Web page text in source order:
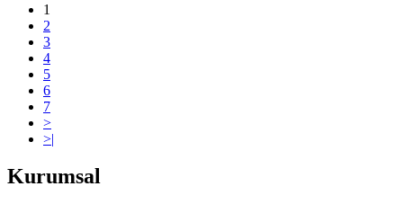
1
2
3
4
5
6
7
>
>|
Kurumsal